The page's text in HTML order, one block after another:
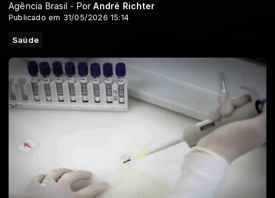
Agência Brasil - PorAndré Richter
Publicado em 31/05/2026 15:14
Saúde